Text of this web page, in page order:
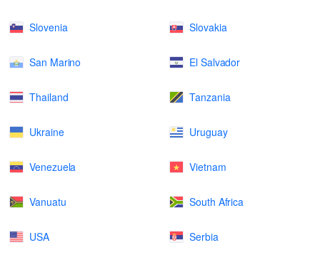
Slovenia Slovakia
San Marino El Salvador
Thailand Tanzania
Ukraine Uruguay
Venezuela Vietnam
Vanuatu South Africa
USA Serbia